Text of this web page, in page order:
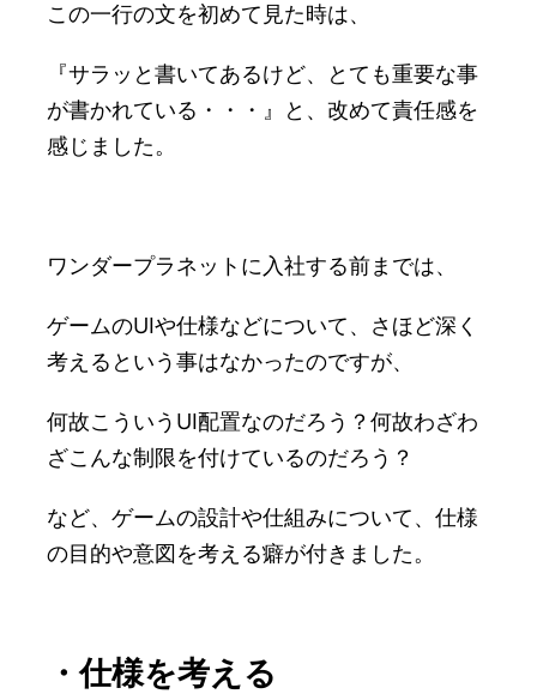
この一行の文を初めて見た時は、
『サラッと書いてあるけど、とても重要な事
が書かれている・・・』と、改めて責任感を
感じました。
ワンダープラネットに入社する前までは、
ゲームのUIや仕様などについて、さほど深く
考えるという事はなかったのですが、
何故こういうUI配置なのだろう？何故わざわ
ざこんな制限を付けているのだろう？
など、ゲームの設計や仕組みについて、仕様
の目的や意図を考える癖が付きました。
・仕様を考える